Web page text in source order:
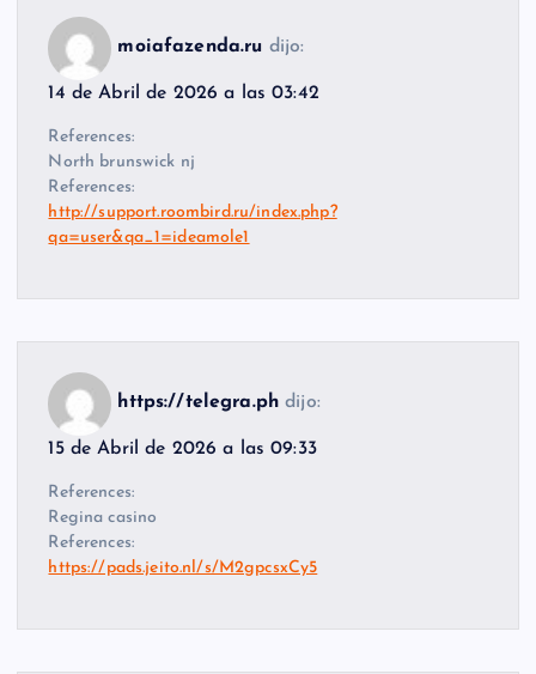
moiafazenda.ru dijo:
14 de Abril de 2026 a las 03:42
References:
North brunswick nj
References:
http://support.roombird.ru/index.php?
qa=user&qa_1=ideamole1
https://telegra.ph dijo:
15 de Abril de 2026 a las 09:33
References:
Regina casino
References:
https://pads.jeito.nl/s/M2gpcsxCy5